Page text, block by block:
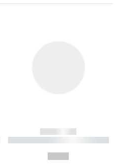
------------
----------- ----------- ----------